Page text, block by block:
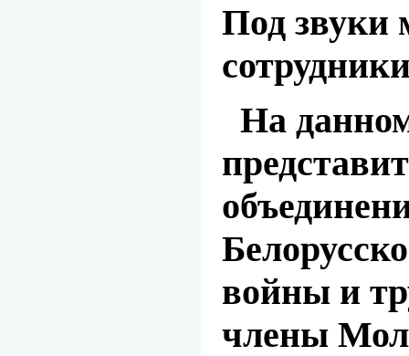
Под звуки
На
войны и
члены